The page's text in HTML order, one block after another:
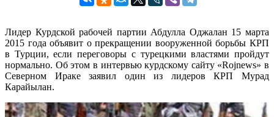
Лидер Курдской рабочей партии Абдулла Оджалан 15 марта
2015 года объявит о прекращении вооруженной борьбы КРП
в Турции, если переговоры с турецкими властями пройдут
нормально. Об этом в интервью курдскому сайту «Rojnews» в
Северном Ираке заявил один из лидеров КРП Мурад
Карайылан.